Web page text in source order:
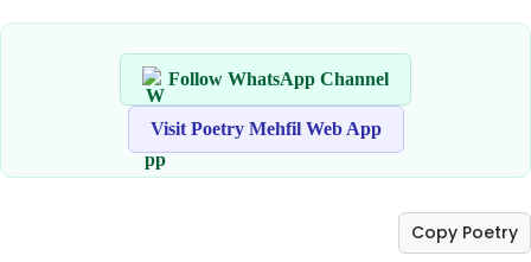
Follow WhatsApp Channel
Visit Poetry Mehfil Web App
Copy Poetry